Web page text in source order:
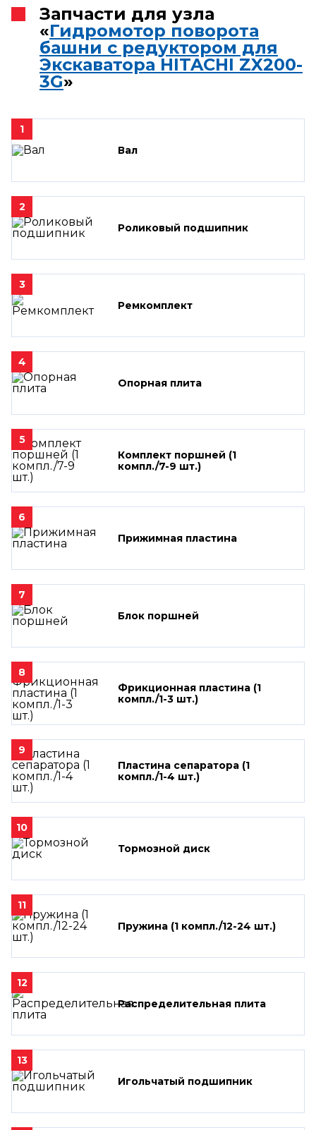
Запчасти для узла
«Гидромотор поворота
башни с редуктором для
Экскаватора HITACHI ZX200-
3G»
1
Вал
2
Роликовый подшипник
3
Ремкомплект
4
Опорная плита
5
Комплект поршней (1
компл./7-9 шт.)
6
Прижимная пластина
7
Блок поршней
8
Фрикционная пластина (1
компл./1-3 шт.)
9
Пластина сепаратора (1
компл./1-4 шт.)
10
Тормозной диск
11
Пружина (1 компл./12-24 шт.)
12
Распределительная плита
13
Игольчатый подшипник